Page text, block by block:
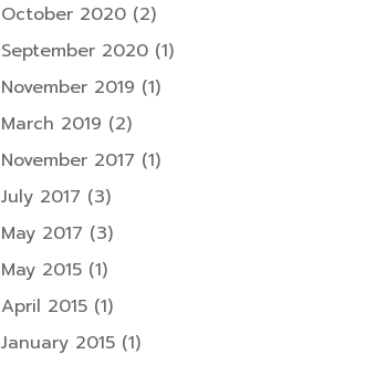
October 2020 (2)
September 2020 (1)
November 2019 (1)
March 2019 (2)
November 2017 (1)
July 2017 (3)
May 2017 (3)
May 2015 (1)
April 2015 (1)
January 2015 (1)